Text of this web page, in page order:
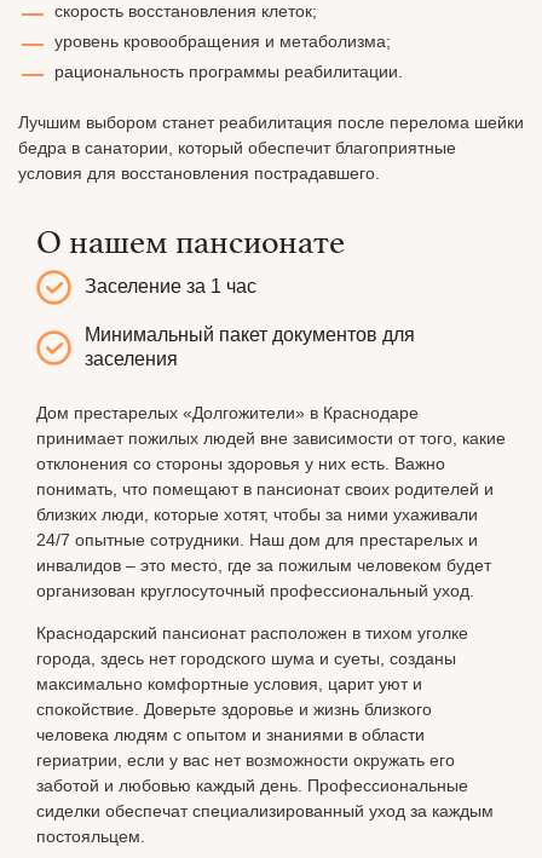
скорость восстановления клеток;
уровень кровообращения и метаболизма;
рациональность программы реабилитации.
Лучшим выбором станет реабилитация после перелома шейки
бедра в санатории, который обеспечит благоприятные
условия для восстановления пострадавшего.
О нашем пансионате
Заселение за 1 час
Минимальный пакет документов для
заселения
Дом престарелых «Долгожители» в Краснодаре
принимает пожилых людей вне зависимости от того, какие
отклонения со стороны здоровья у них есть. Важно
понимать, что помещают в пансионат своих родителей и
близких люди, которые хотят, чтобы за ними ухаживали
24/7 опытные сотрудники. Наш дом для престарелых и
инвалидов – это место, где за пожилым человеком будет
организован круглосуточный профессиональный уход.
Краснодарский пансионат расположен в тихом уголке
города, здесь нет городского шума и суеты, созданы
максимально комфортные условия, царит уют и
спокойствие. Доверьте здоровье и жизнь близкого
человека людям с опытом и знаниями в области
гериатрии, если у вас нет возможности окружать его
заботой и любовью каждый день. Профессиональные
сиделки обеспечат специализированный уход за каждым
постояльцем.